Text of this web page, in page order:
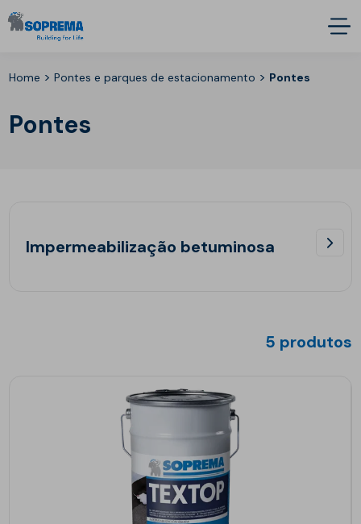
Home >Pontes e parques de estacionamento > Pontes
Pontes
Impermeabilização betuminosa
5 produtos